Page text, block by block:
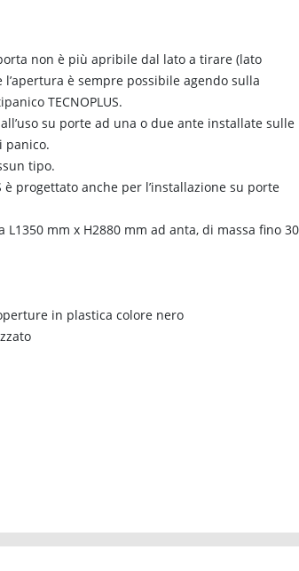
non è più apribile dal lato a tirare (lato
è sempre possibile agendo sulla
TECNOPLUS.
su porte ad una o due ante installate
panico.
tipo.
è progettato anche per l’installazione su porte
mm x H2880 mm ad anta, di massa fino
in plastica colore nero